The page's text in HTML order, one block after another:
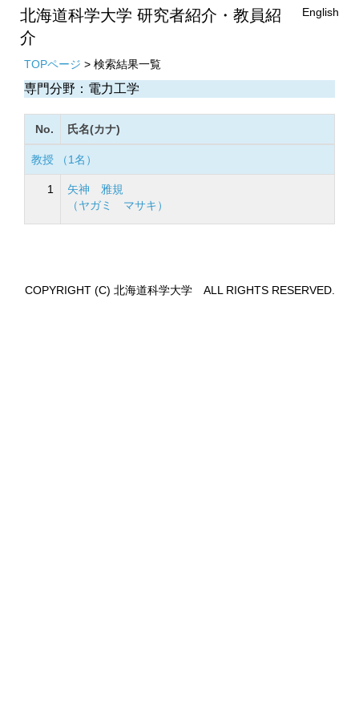
北海道科学大学 研究者紹介・教員紹
介
English
TOPページ > 検索結果一覧
専門分野：電力工学
No. 氏名(カナ)
教授 （1名）
1
矢神 雅規
（ヤガミ マサキ）
COPYRIGHT (C) 北海道科学大学 ALL RIGHTS RESERVED.